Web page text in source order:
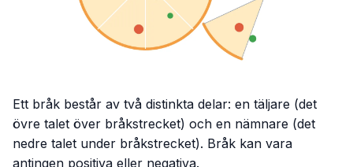
Ett bråk består av två distinkta delar: en täljare (det
övre talet över bråkstrecket) och en nämnare (det
nedre talet under bråkstrecket). Bråk kan vara
antingen positiva eller negativa.